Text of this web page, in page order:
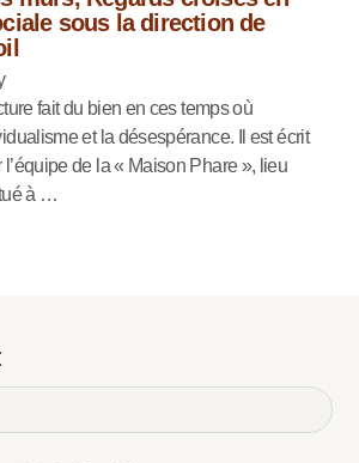
sous la direction de
fait du bien en ces temps où
et la désespérance. Il est écrit
de la « Maison Phare », lieu
à …